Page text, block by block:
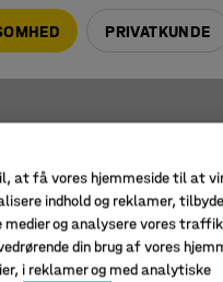
PRIVATKUNDE
at få vores hjemmeside til at
indhold og reklamer,
og analysere vores
din brug af vores
i reklamer og med analytiske